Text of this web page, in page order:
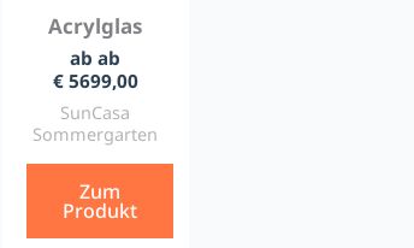
Acrylglas
ab ab
€ 5699,00
SunCasa
Sommergarten
Zum
Produkt